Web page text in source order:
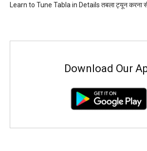
Learn to Tune Tabla in Details तबला ट्यून करना
Download Our